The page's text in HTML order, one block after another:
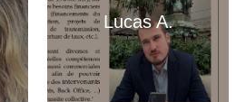
Lucas A.